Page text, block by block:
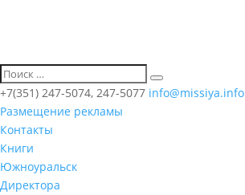
+7(351) 247-5074, 247-5077 info@missiya.info
Размещение рекламы
Контакты
Книги
Южноуральск
Директора